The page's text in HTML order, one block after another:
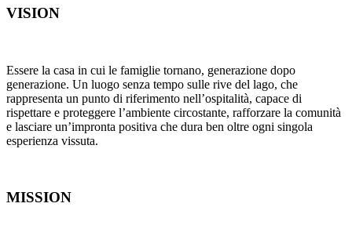
VISION
Essere la casa in cui le famiglie tornano, generazione dopo
generazione. Un luogo senza tempo sulle rive del lago, che
rappresenta un punto di riferimento nell’ospitalità, capace di
rispettare e proteggere l’ambiente circostante, rafforzare la comunità
e lasciare un’impronta positiva che dura ben oltre ogni singola
esperienza vissuta.
MISSION